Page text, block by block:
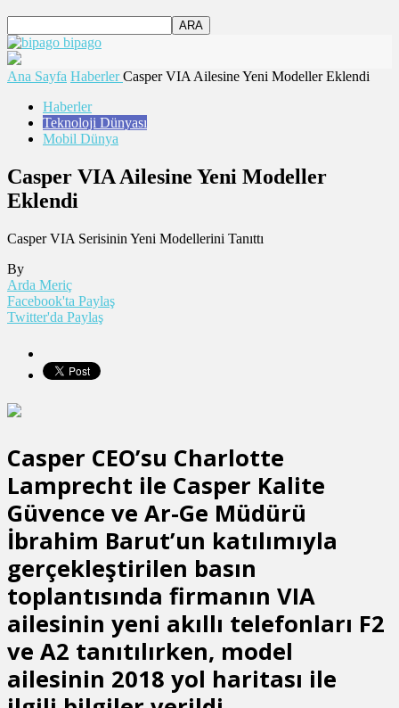
bipago
Ana Sayfa Haberler Casper VIA Ailesine Yeni Modeller Eklendi
Haberler
Teknoloji Dünyası
Mobil Dünya
Casper VIA Ailesine Yeni Modeller
Eklendi
Casper VIA Serisinin Yeni Modellerini Tanıttı
By
Arda Meriç
Facebook'ta Paylaş
Twitter'da Paylaş
Casper CEO’su Charlotte
Lamprecht ile Casper Kalite
Güvence ve Ar-Ge Müdürü
İbrahim Barut’un katılımıyla
gerçekleştirilen basın
toplantısında firmanın VIA
ailesinin yeni akıllı telefonları F2
ve A2 tanıtılırken, model
ailesinin 2018 yol haritası ile